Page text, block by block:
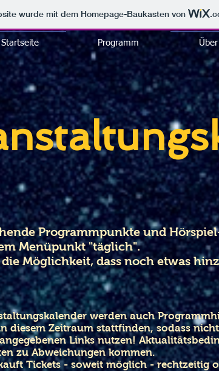
wurde mit dem Homepage-Baukasten von
Startseite Programm
Programmpunkte und
Menüpunkt "täglich".
Möglichkeit, dass noch etwas
werden auch
diesem Zeitraum stattfinden, sodass
Links nutzen!
zu Abweichungen kommen.
Tickets - soweit möglich - rechtzeitig